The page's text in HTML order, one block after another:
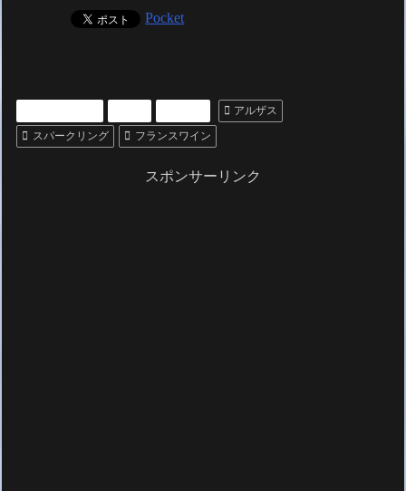
Pocket
アルザス
スパークリング
フランスワイン
スポンサーリンク